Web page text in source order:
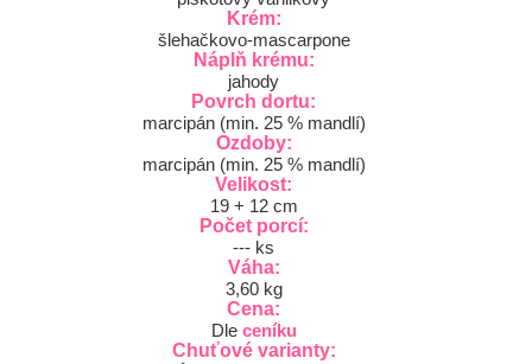
Krém:
šlehačkovo-mascarpone
Náplň krému:
jahody
Povrch dortu:
marcipán (min. 25 % mandlí)
Ozdoby:
marcipán (min. 25 % mandlí)
Velikost:
19 + 12 cm
Počet porcí:
--- ks
Váha:
3,60 kg
Cena:
Dle ceníku
Chuťové varianty: